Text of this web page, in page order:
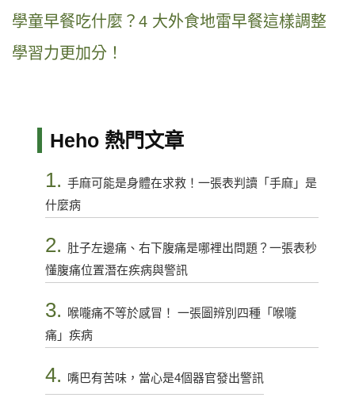
學童早餐吃什麼？4 大外食地雷早餐這樣調整
學習力更加分！
Heho 熱門文章
1. 手麻可能是身體在求救！一張表判讀「手麻」是
什麼病
2. 肚子左邊痛、右下腹痛是哪裡出問題？一張表秒
懂腹痛位置潛在疾病與警訊
3.
喉嚨痛不等於感冒！ 一張圖辨別四種「喉嚨
痛」疾病
4. 嘴巴有苦味，當心是4個器官發出警訊